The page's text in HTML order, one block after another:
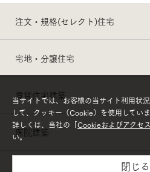
注文・規格(セレクト)住宅
宅地・分譲住宅
賃貸住宅建築
医院建築
当サイトでは、お客様の当サイト利用状
して、クッキー（Cookie）を使用していま
詳しくは、当社の「Cookieおよびアクセ
い。
閉じる